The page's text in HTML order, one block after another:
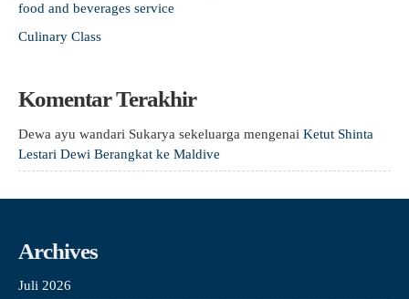
food and beverages service
Culinary Class
Komentar Terakhir
Dewa ayu wandari Sukarya sekeluarga mengenai Ketut Shinta
Lestari Dewi Berangkat ke Maldive
Archives
Juli 2026